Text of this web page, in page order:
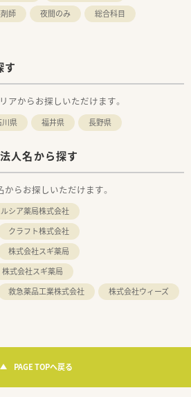
師 夜間のみ
総合科目
す
アからお探しいただけます。
川県 福井県 長野県
人名から探す
らお探しいただけます。
シア薬局株式会社
クラフト株式会社
株式会社スギ薬局
株式会社スギ薬局
救急薬品工業株式会社 株式会社ウィーズ
PAGE TOPへ戻る